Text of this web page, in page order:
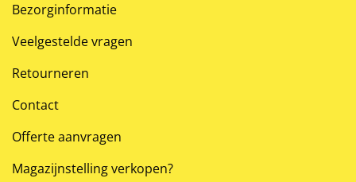
Bezorginformatie
Veelgestelde vragen
Retourneren
Contact
Offerte aanvragen
Magazijnstelling verkopen?